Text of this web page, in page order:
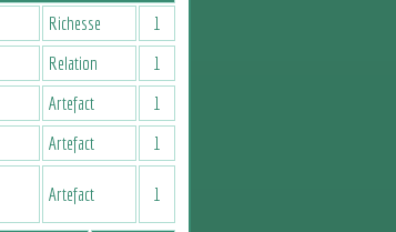
Richesse 1
Relation 1
Artefact 1
Artefact 1
Artefact 1